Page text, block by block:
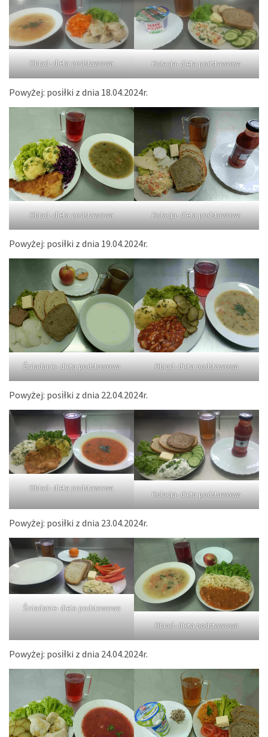
Obiad- dieta podstawowa Kolacja- dieta podstawowa
Powyżej: posiłki z dnia 18.04.2024r.
Obiad- dieta podstawowa Kolacja- dieta podstawowa
Powyżej: posiłki z dnia 19.04.2024r.
Śniadanie- dieta podstawowa Obiad- dieta podstawowa
Powyżej: posiłki z dnia 22.04.2024r.
Obiad- dieta podstawowa
Kolacja- dieta podstawowa
Powyżej: posiłki z dnia 23.04.2024r.
Śniadanie- dieta podstawowa
Obiad- dieta podstawowa
Powyżej: posiłki z dnia 24.04.2024r.